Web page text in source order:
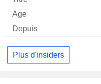
Plus d'insiders